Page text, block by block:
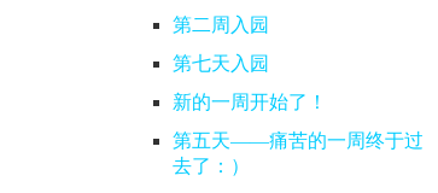
第二周入园
第七天入园
新的一周开始了！
第五天——痛苦的一周终于过
去了：）